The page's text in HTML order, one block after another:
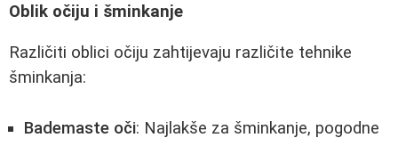
Oblik očiju i šminkanje
Različiti oblici očiju zahtijevaju različite tehnike
šminkanja:
Bademaste oči: Najlakše za šminkanje, pogodne